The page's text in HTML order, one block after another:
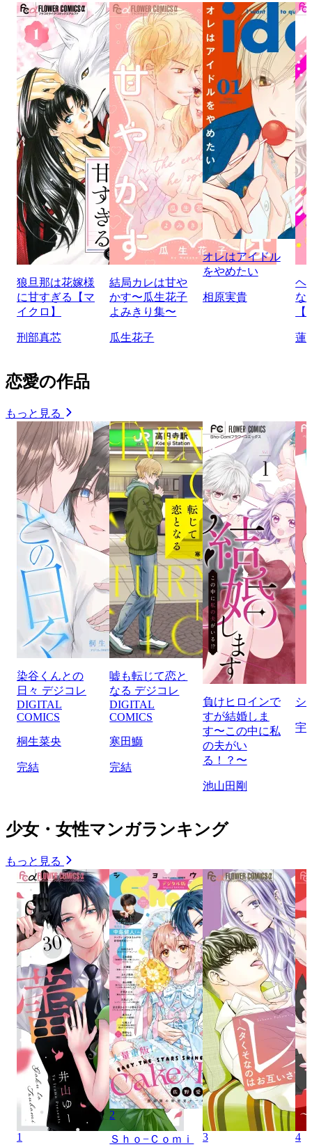
狼旦那は花嫁様
に甘すぎる【マ
イクロ】
刑部真芯
結局カレは甘や
かす〜瓜生花子
よみきり集〜
瓜生花子
オレはアイドル
をやめたい
相原実貴
ヘ
な
蓮
恋愛の作品
もっと見る
染谷くんとの
日々 デジコレ
DIGITAL
COMICS
桐生菜央
完結
嘘も転じて恋と
なる デジコレ
DIGITAL
COMICS
寒田鰤
完結
負けヒロインで
すが結婚しま
す〜この中に私
の夫がい
る！？〜
池山田剛
シ
宇
少女・女性マンガランキング
もっと見る
1
2
Ｓｈｏ−Ｃｏｍｉ
3 4